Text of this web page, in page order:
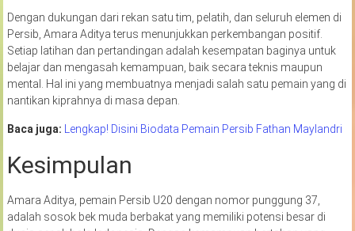
Dengan dukungan dari rekan satu tim, pelatih, dan seluruh elemen di
Persib, Amara Aditya terus menunjukkan perkembangan positif.
Setiap latihan dan pertandingan adalah kesempatan baginya untuk
belajar dan mengasah kemampuan, baik secara teknis maupun
mental. Hal ini yang membuatnya menjadi salah satu pemain yang di
nantikan kiprahnya di masa depan.
Baca juga: Lengkap! Disini Biodata Pemain Persib Fathan Maylandri
Kesimpulan
Amara Aditya, pemain Persib U20 dengan nomor punggung 37,
adalah sosok bek muda berbakat yang memiliki potensi besar di